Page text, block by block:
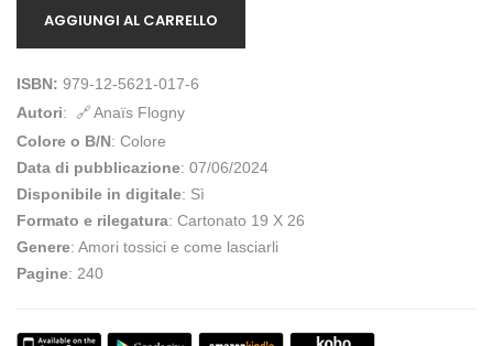
AGGIUNGI AL CARRELLO
ISBN: 979-12-5621-017-6
Autori:
Anaïs Flogny
Colore o B/N: Colore
Data di pubblicazione: 07/06/2024
Disponibile in digitale: Sì
Formato e rilegatura: Cartonato 19 X 26
Genere: Amori tossici e come lasciarli
Pagine: 240